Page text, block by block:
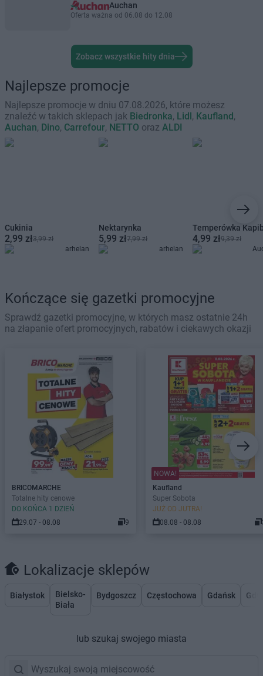
Auchan
Oferta ważna od 06.08 do 12.08
Zobacz wszystkie hity dnia
Najlepsze promocje
Najlepsze promocje w dniu 07.08.2026, które możesz
znaleźć w takich sklepach jak Biedronka, Lidl, Kaufland,
Auchan, Dino, Carrefour, NETTO oraz ALDI
Cukinia
2,99 zł3,99 zł
arhelan
Nektarynka
5,99 zł7,99 zł
arhelan
Temperówka
4,99 zł9,39 zł
Kończące się gazetki promocyjne
Sprawdź gazetki promocyjne, w których masz ostatnie 24h
na złapanie ofert promocyjnych, rabatów i ciekawych okazji
BRICOMARCHE
Totalne hity cenowe
DO KOŃCA 1 DZIEŃ
29.07 - 08.08
9
NOWA!
Kaufland
Super Sobota
JUŻ OD JUTRA!
08.08 - 08.08
Lokalizacje sklepów
Białystok
Bielsko-
Biała
Bydgoszcz Częstochowa Gdańsk
lub szukaj swojego miasta